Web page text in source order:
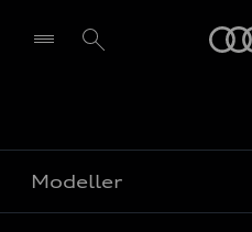
Modeller